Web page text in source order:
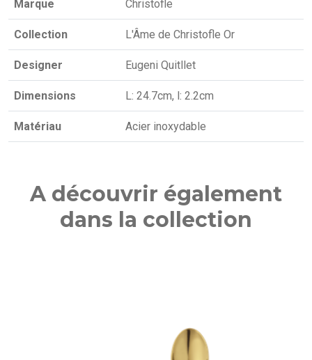
Marque Christofle
Collection L'Âme de Christofle Or
Designer Eugeni Quitllet
Dimensions L: 24.7cm, l: 2.2cm
Matériau Acier inoxydable
A découvrir également
dans la collection